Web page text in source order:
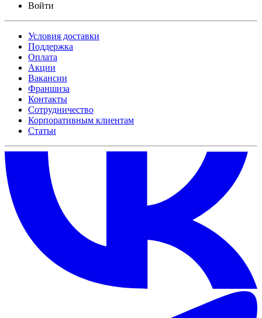
Войти
Условия доставки
Поддержка
Оплата
Акции
Вакансии
Франшиза
Контакты
Сотрудничество
Корпоративным клиентам
Статьи